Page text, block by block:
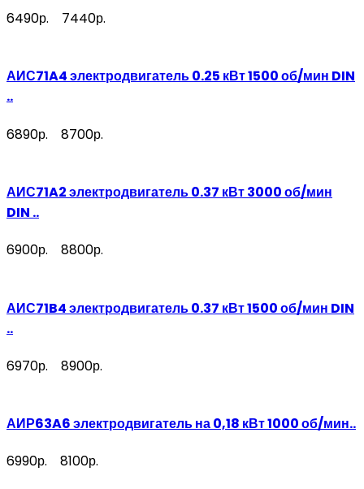
6490р. 7440р.
АИС71A4 электродвигатель 0.25 кВт 1500 об/мин DIN
..
6890р. 8700р.
АИС71A2 электродвигатель 0.37 кВт 3000 об/мин
DIN ..
6900р. 8800р.
АИС71B4 электродвигатель 0.37 кВт 1500 об/мин DIN
..
6970р. 8900р.
АИР63A6 электродвигатель на 0,18 кВт 1000 об/мин..
6990р. 8100р.